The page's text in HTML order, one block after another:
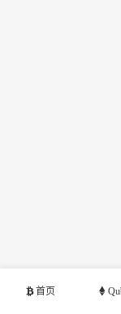
首页